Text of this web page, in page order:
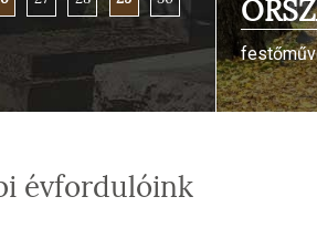
évfordulóink